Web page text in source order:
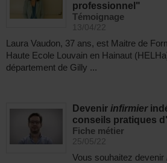
professionnel"
Témoignage
13/04/22
Laura Vaudon, 37 ans, est Maitre de
Haute Ecole Louvain en Hainaut
département de Gilly ...
Devenir infirmier
conseils pratiques
Fiche métier
25/05/22
Vous souhaitez devenir